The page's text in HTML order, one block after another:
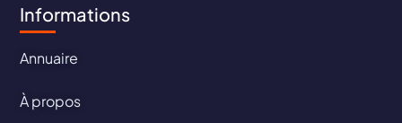
Informations
Annuaire
À propos